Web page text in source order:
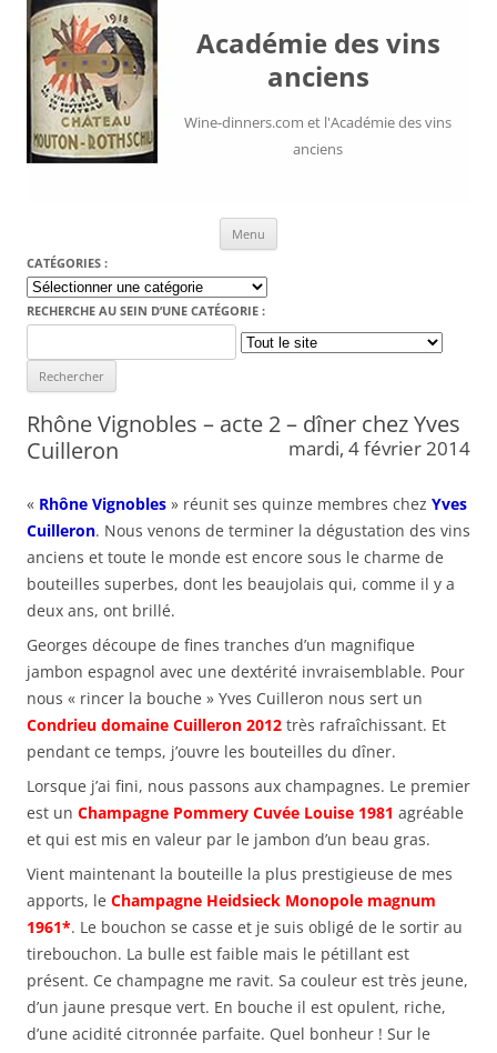
Académie des vins
anciens
Wine-dinners.com et l'Académie des vins
anciens
Menu
CATÉGORIES :
Catégories
:
RECHERCHE AU SEIN D’UNE CATÉGORIE :
for:
Rhône Vignobles – acte 2 – dîner chez Yves
Cuilleron
mardi, 4 février 2014
« Rhône Vignobles » réunit ses quinze membres chez Yves
Cuilleron. Nous venons de terminer la dégustation des vins
anciens et toute le monde est encore sous le charme de
bouteilles superbes, dont les beaujolais qui, comme il y a
deux ans, ont brillé.
Georges découpe de fines tranches d’un magnifique
jambon espagnol avec une dextérité invraisemblable. Pour
nous « rincer la bouche » Yves Cuilleron nous sert un
Condrieu domaine Cuilleron 2012 très rafraîchissant. Et
pendant ce temps, j’ouvre les bouteilles du dîner.
Lorsque j’ai fini, nous passons aux champagnes. Le premier
est un Champagne Pommery Cuvée Louise 1981 agréable
et qui est mis en valeur par le jambon d’un beau gras.
Vient maintenant la bouteille la plus prestigieuse de mes
apports, le Champagne Heidsieck Monopole magnum
1961*. Le bouchon se casse et je suis obligé de le sortir au
tirebouchon. La bulle est faible mais le pétillant est
présent. Ce champagne me ravit. Sa couleur est très jeune,
d’un jaune presque vert. En bouche il est opulent, riche,
d’une acidité citronnée parfaite. Quel bonheur ! Sur le